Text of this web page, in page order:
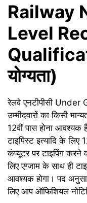
Railway
Level
योग्यता)
रेलवे एनटीपीसी Under
उम्मीदवारों का किसी
12वीं पास होना
टाइपिस्ट इत्यादि के लिए
कंप्यूटर पर टाइपिंग करने
लिए एग्जाम के साथ ही
आवश्यक होगा। पद
लिए आप ऑफिशियल